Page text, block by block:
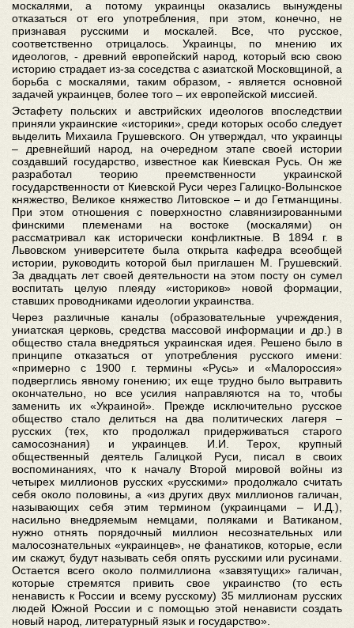
москалями, а потому украинцы оказались вынуждены
отказаться от его употребления, при этом, конечно, не
признавая русскими и москалей. Все, что русское,
соответственно отрицалось. Украинцы, по мнению их
идеологов, - древний европейский народ, который всю свою
историю страдает из-за соседства с азиатской Московщиной, а
борьба с москалями, таким образом, - является основной
задачей украинцев, более того – их европейской миссией.
Эстафету польских и австрийских идеологов впоследствии
приняли украинские «историки», среди которых особо следует
выделить Михаила Грушевского. Он утверждал, что украинцы
– древнейший народ, на очередном этапе своей истории
создавший государство, известное как Киевская Русь. Он же
разработал теорию преемственности украинской
государственности от Киевской Руси через Галицко-Волынское
княжество, Великое княжество Литовское – и до Гетманщины.
При этом отношения с поверхностно славянизированными
финскими племенами на востоке (москалями) он
рассматривал как исторически конфликтные. В 1894 г. в
Львовском университете была открыта кафедра всеобщей
истории, руководить которой был приглашен М. Грушевский.
За двадцать лет своей деятельности на этом посту он сумел
воспитать целую плеяду «историков» новой формации,
ставших проводниками идеологии украинства.
Через различные каналы (образовательные учреждения,
униатская церковь, средства массовой информации и др.) в
общество стала внедряться украинская идея. Решено было в
принципе отказаться от употребления русского имени:
«примерно с 1900 г. термины «Русь» и «Малороссия»
подверглись явному гонению; их еще трудно было вытравить
окончательно, но все усилия направляются на то, чтобы
заменить их «Украиной». Прежде исключительно русское
общество стало делиться на два политических лагеря –
русских (тех, кто продолжал придерживаться старого
самосознания) и украинцев. И.И. Терох, крупный
общественный деятель Галицкой Руси, писал в своих
воспоминаниях, что к началу Второй мировой войны из
четырех миллионов русских «русскими» продолжало считать
себя около половины, а «из других двух миллионов галичан,
называющих себя этим термином (украинцами – И.Д.),
насильно внедряемым немцами, поляками и Ватиканом,
нужно отнять порядочный миллион несознательных или
малосознательных «украинцев», не фанатиков, которые, если
им скажут, будут называть себя опять русскими или русинами.
Остается всего около полмиллиона «завзятущих» галичан,
которые стремятся привить свое украинство (то есть
ненависть к России и всему русскому) 35 миллионам русских
людей Южной России и с помощью этой ненависти создать
новый народ, литературный язык и государство».